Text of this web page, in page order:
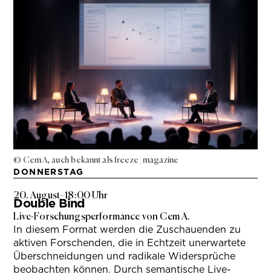
© Cem A, auch bekannt als freeze_magazine
DONNERSTAG
20. August–18:00 Uhr
Double Bind
Live-Forschungsperformance von Cem A.
In diesem Format werden die Zuschauenden zu
aktiven Forschenden, die in Echtzeit unerwartete
Überschneidungen und radikale Widersprüche
beobachten können. Durch semantische Live-